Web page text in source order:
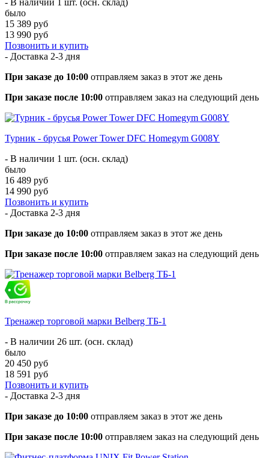
было
15 389 руб
13 990 руб
Позвонить и купить
- Доставка 2-3 дня
При заказе до 10:00 отправляем заказ в этот же день
При заказе после 10:00 отправляем заказ на следующий день
Турник - брусья Power Tower DFC Homegym G008Y
- В наличии 1 шт. (осн. склад)
было
16 489 руб
14 990 руб
Позвонить и купить
- Доставка 2-3 дня
При заказе до 10:00 отправляем заказ в этот же день
При заказе после 10:00 отправляем заказ на следующий день
Тренажер торговой марки Belberg ТБ-1
- В наличии 26 шт. (осн. склад)
было
20 450 руб
18 591 руб
Позвонить и купить
- Доставка 2-3 дня
При заказе до 10:00 отправляем заказ в этот же день
При заказе после 10:00 отправляем заказ на следующий день